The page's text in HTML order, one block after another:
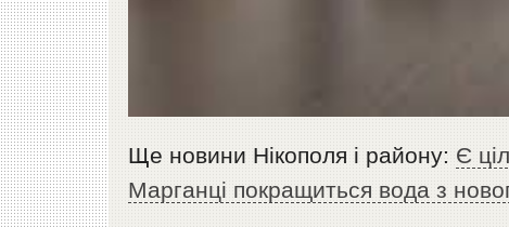
Ще новини Нікополя і району: Є
Марганці покращиться вода з